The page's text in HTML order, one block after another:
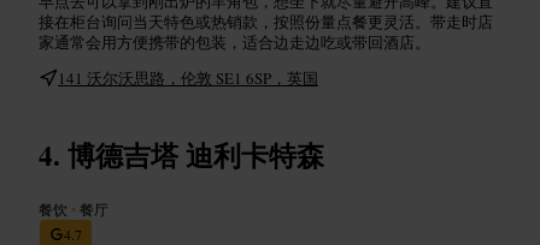
接在柜台询问当天特色或热销款，按照份量点餐更灵活。带走时店
家通常会用方便携带的包装，适合边走边吃或带回酒店。
141 沃尔沃思路，伦敦 SE1 6SP，英国
博德吉塔 迪利卡特森
餐饮 •餐厅
4.7